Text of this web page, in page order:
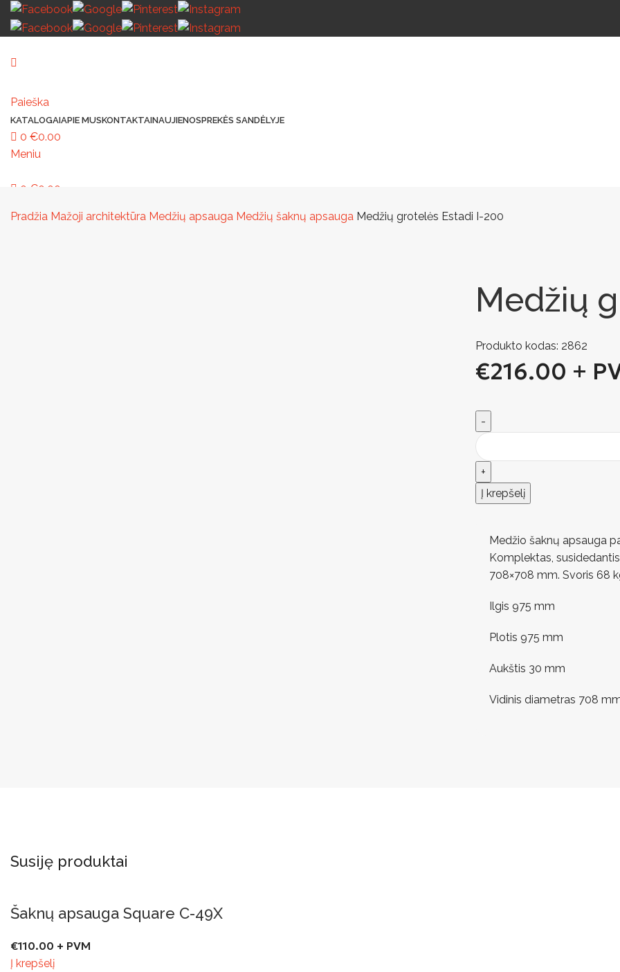
Paieška
KATALOGAIAPIE MUSKONTAKTAINAUJIENOSPREKĖS SANDĖLYJE
0 €0.00
Meniu
0 €0.00
Pradžia Mažoji architektūra Medžių apsauga Medžių šaknų apsauga Medžių grotelės Estadi I-200
Medžių
Produkto kodas: 2862
€216.00 +
Į krepšelį
Medžio šaknų apsauga
Komplektas,
708×708 mm. Svoris 68
Ilgis 975 mm
Plotis 975 mm
Aukštis 30 mm
Vidinis diametras 708
Susiję produktai
Šaknų apsauga Square C-49X
€110.00 + PVM
Į krepšelį